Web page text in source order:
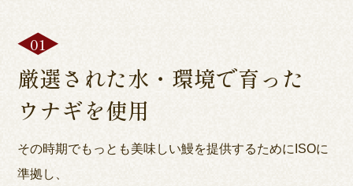
厳選された水・環境で育った
ウナギを使用
その時期でもっとも美味しい鰻を提供するためにISOに
準拠し、